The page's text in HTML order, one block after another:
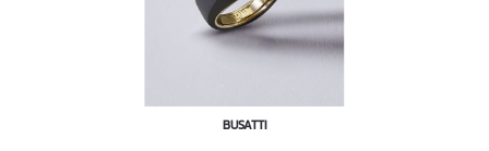
BUSATTI